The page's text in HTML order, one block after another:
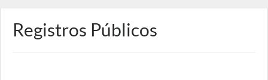
Registros Públicos